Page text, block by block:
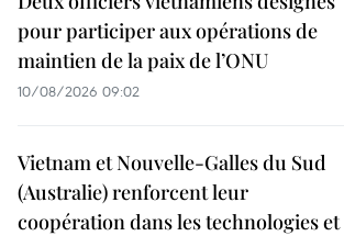
pour participer aux opérations de
maintien de la paix de l’ONU
10/08/2026 09:02
Vietnam et Nouvelle-Galles du Sud
(Australie) renforcent leur
coopération dans les technologies et